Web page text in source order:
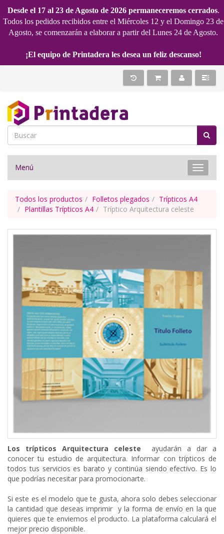
Desde el 17 al 23 de Agosto de 2026 permaneceremos cerrados.
Todos los pedidos recibidos entre el Miércoles 12 y el Domingo 23 de
Agosto, se comenzarán a elaborar a partir del Lunes 24 de Agosto.
¡El equipo de Printadera les desea un feliz descanso!
Toggle
Menú
Todos los productos Folletos plegados
Trípticos A4
Plantillas Trípticos A4
Tríptico Arquitectura celeste
Los trípticos Arquitectura celeste
ayudarán a dar a
conocer tu estudio de arquitectura. Informar con trípticos de
todos tus servicios es barato y continúa siendo efectivo. Es lo
que podrías necesitar para promocionarte.
Si este es el modelo que te gusta, ahora solo debes seleccionar
la cantidad que deseas imprimir y la forma de envío en la que
quieres que te enviemos el producto. La plataforma calculará el
mejor precio disponible.